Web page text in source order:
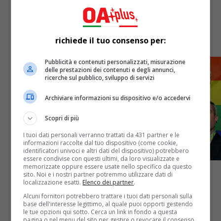
OA Plus vi offre la sua OA PLUS Italian Chart, la
week numero 16. La Redazione del...
Ddl Zan. Ecco i primi cantanti (e non
richiede il tuo consenso per:
Pubblicità e contenuti personalizzati, misurazione
delle prestazioni dei contenuti e degli annunci,
ricerche sul pubblico, sviluppo di servizi
Archiviare informazioni su dispositivo e/o accedervi
Scopri di più
I tuoi dati personali verranno trattati da 431 partner e le
informazioni raccolte dal tuo dispositivo (come cookie,
identificatori univoci e altri dati del dispositivo) potrebbero
essere condivise con questi ultimi, da loro visualizzate e
memorizzate oppure essere usate nello specifico da questo
sito. Noi e i nostri partner potremmo utilizzare dati di
localizzazione esatti. Elenco dei partner.
Alcuni fornitori potrebbero trattare i tuoi dati personali sulla
base dell'interesse legittimo, al quale puoi opporti gestendo
le tue opzioni qui sotto. Cerca un link in fondo a questa